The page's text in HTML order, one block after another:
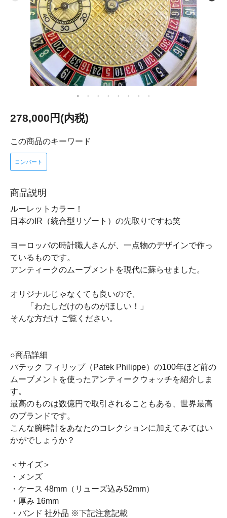
278,000円(内税)
この商品のキーワード
コンバート
商品説明
ルーレットカラー！
日本のIR（統合型リゾート）の先取りですね笑
ヨーロッパの時計職人さんが、一点物のデザインで作っ
ているものです。
アンティークのムーブメントを現代に蘇らせました。
オリジナルじゃなくても良いので、
「わたしだけのものがほしい！」
そんな方だけ ご覧ください。
○商品詳細
パテック フィリップ（Patek Philippe）の100年ほど前の
ムーブメントを使ったアンティークウォッチを紹介しま
す。
最高のものは数億円で取引されることもある、世界最高
のブランドです。
こんな腕時計をあなたのコレクションに加えてみてはい
かがでしょうか？
＜サイズ＞
・メンズ
・ケース 48mm（リューズ込み52mm）
・厚み 16mm
・バンド 社外品 ※下記注意記載